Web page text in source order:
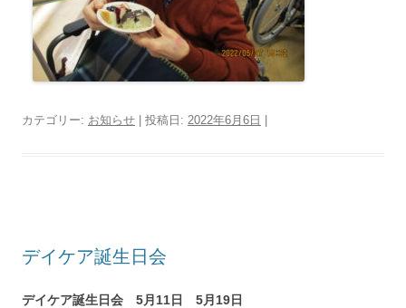
カテゴリー: お知らせ | 投稿日: 2022年6月6日
デイケア誕生日会
デイケア誕生日会 5月11日 5月19日